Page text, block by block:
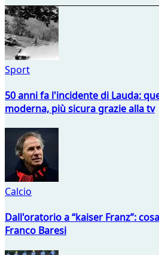
Sport
50 anni fa l'incidente di Lauda:
moderna, più sicura grazie alla tv
Calcio
Dall'oratorio a “kaiser Franz”:
Franco Baresi